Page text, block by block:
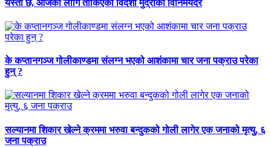
यस्तो छ, आजका लागि तोकिएको विदेशी मुद्राको विनिमयदर
के कप्तानगञ्ज गोलीकाण्डमा संलग्न भएको आशंकामा चार जना पक्राउ परेका
हुन् ?
सल्यानमा शिकार खेल्ने क्रममा भरुवा बन्दुकको गोली लागेर एक जनाको मृत्यु, ६
जना पक्राउ